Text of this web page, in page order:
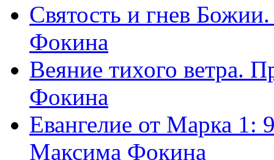
Святость и гнев
Фокина
Веяние тихого ветра.
Фокина
Евангелие от Марка 1:
Максима Фокина